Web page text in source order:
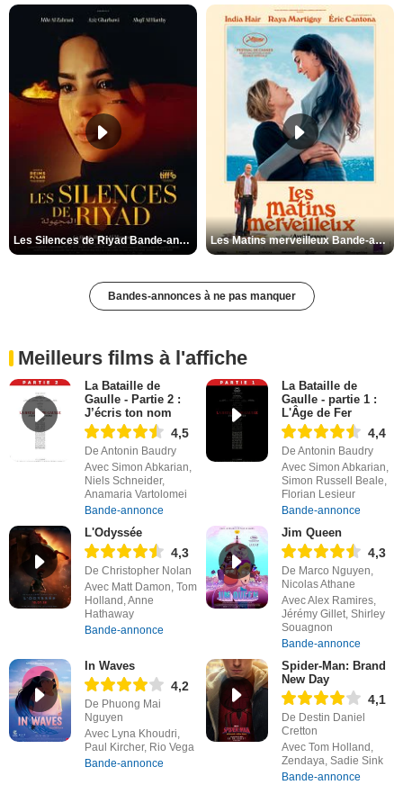
Les Silences de Riyad Bande-annonce VO STFR Les Matins merveilleux Bande-annonce VF
Bandes-annonces à ne pas manquer
Meilleurs films à l'affiche
La Bataille de
Gaulle - Partie 2 :
J’écris ton nom
4,5
De Antonin Baudry
Avec Simon Abkarian,
Niels Schneider,
Anamaria Vartolomei
Bande-annonce
La Bataille de
Gaulle - partie 1 :
L'Âge de Fer
4,4
De Antonin Baudry
Avec Simon Abkarian,
Simon Russell Beale,
Florian Lesieur
Bande-annonce
L'Odyssée
4,3
De Christopher Nolan
Avec Matt Damon, Tom
Holland, Anne
Hathaway
Bande-annonce
Jim Queen
4,3
De Marco Nguyen,
Nicolas Athane
Avec Alex Ramires,
Jérémy Gillet, Shirley
Souagnon
Bande-annonce
In Waves
4,2
De Phuong Mai
Nguyen
Avec Lyna Khoudri,
Paul Kircher, Rio Vega
Bande-annonce
Spider-Man: Brand
New Day
4,1
De Destin Daniel
Cretton
Avec Tom Holland,
Zendaya, Sadie Sink
Bande-annonce